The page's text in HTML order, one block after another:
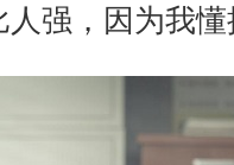
强，因为我